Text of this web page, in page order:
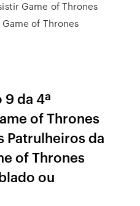
Game of Thrones
of Thrones
da 4ª
of Thrones
Patrulheiros da
of Thrones
ou